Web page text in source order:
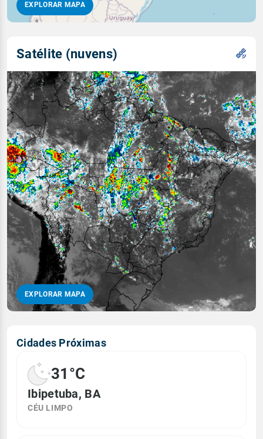
EXPLORAR MAPA
Satélite (nuvens)
EXPLORAR MAPA
Cidades Próximas
31°C
Ibipetuba, BA
CÉU LIMPO